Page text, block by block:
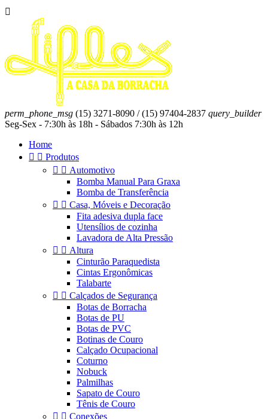

perm_phone_msg (15) 3271-8090 / (15) 97404-2837 query_builder
Seg-Sex - 7:30h às 18h - Sábados 7:30h às 12h
Home
  Produtos
  Automotivo
Bomba Manual Para Graxa
Bomba de Transferência
  Casa, Móveis e Decoração
Fita adesiva dupla face
Utensílios de cozinha
Lavadora de Alta Pressão
  Altura
Cinturão Paraquedista
Cintas Ergonômicas
Talabarte
  Calçados de Segurança
Botas de Borracha
Botas de PU
Botas de PVC
Botinas de Couro
Calçado Ocupacional
Coturno
Nobuck
Palmilhas
Sapato de Couro
Tênis de Couro
  Conexões